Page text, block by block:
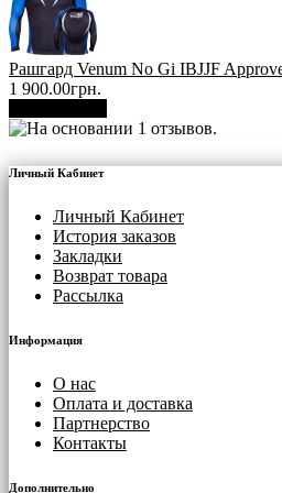
Рашгард Venum No Gi IBJJF
1 900.00грн.
Личный Кабинет
Личный Кабинет
История заказов
Закладки
Возврат товара
Рассылка
Информация
О нас
Оплата и доставка
Партнерство
Контакты
Дополнительно